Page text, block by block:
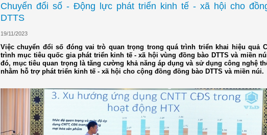
Chuyển đổi số - Động lực phát triển kinh tế - xã hội cho
DTTS
19/11/2023
Việc chuyển đổi số đóng vai trò quan trọng trong quá trình triển khai hiệu quả
trình mục tiêu quốc gia phát triển kinh tế - xã hội vùng đồng bào DTTS và miền
đó, mục tiêu quan trọng là tăng cường khả năng áp dụng và sử dụng công nghệ
nhằm hỗ trợ phát triển kinh tế - xã hội cho cộng đồng đồng bào DTTS và miền núi.